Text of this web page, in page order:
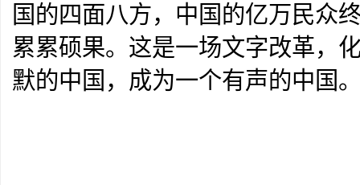
国的四面八方，中国的亿万民众
累累硕果。这是一场文字改革，
默的中国，成为一个有声的中国